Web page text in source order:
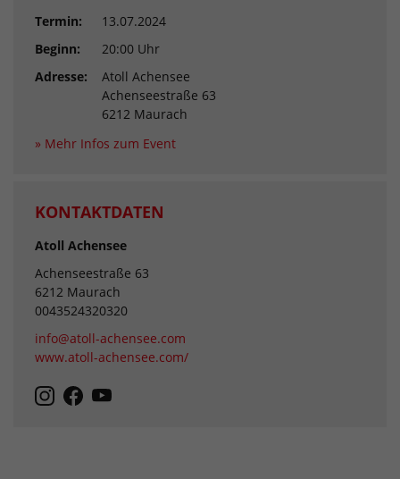
Termin:
13.07.2024
Beginn:
20:00 Uhr
Adresse:
Atoll Achensee
Achenseestraße 63
6212 Maurach
» Mehr Infos zum Event
KONTAKTDATEN
Atoll Achensee
Achenseestraße 63
6212 Maurach
0043524320320
info@atoll-achensee.com
www.atoll-achensee.com/